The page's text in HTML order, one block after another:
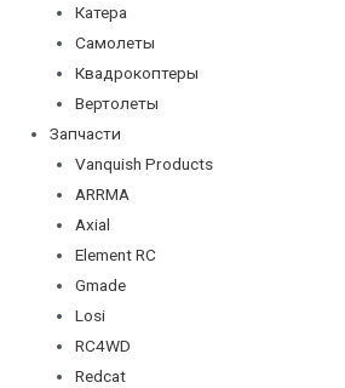
Катера
Самолеты
Квадрокоптеры
Вертолеты
Запчасти
Vanquish Products
ARRMA
Axial
Element RC
Gmade
Losi
RC4WD
Redcat